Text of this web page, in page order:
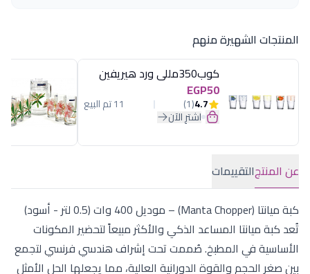
المنتجات الشهيرة منهم
كوب350مللى ورد هيريفين
EGP50
4.7
(1) 11 تم البيع
اشترِ الآن
عن المنتجالتقييمات
كبة ميانتا (Manta Chopper) – موديل 400 وات (0.5 لتر - أسود)
تُعد كبة ميانتا المساعد الذكي والأكثر مبيعاً لتحضير المكونات
الأساسية في المطبخ. صُممت تحت إشراف هندسي فرنسي لتجمع
بين صغر الحجم والقوة الدورانية العالية، مما يجعلها الحل الأمثل